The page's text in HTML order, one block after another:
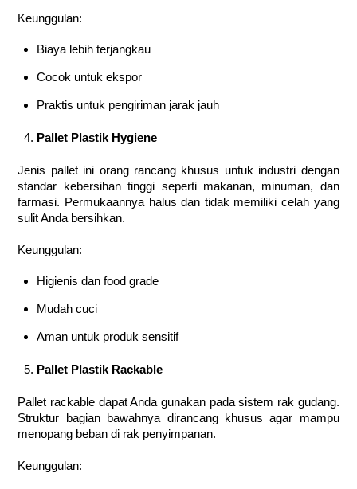
Keunggulan:
Biaya lebih terjangkau
Cocok untuk ekspor
Praktis untuk pengiriman jarak jauh
Pallet Plastik Hygiene
Jenis pallet ini orang rancang khusus untuk industri dengan
standar kebersihan tinggi seperti makanan, minuman, dan
farmasi. Permukaannya halus dan tidak memiliki celah yang
sulit Anda bersihkan.
Keunggulan:
Higienis dan food grade
Mudah cuci
Aman untuk produk sensitif
Pallet Plastik Rackable
Pallet rackable dapat Anda gunakan pada sistem rak gudang.
Struktur bagian bawahnya dirancang khusus agar mampu
menopang beban di rak penyimpanan.
Keunggulan: